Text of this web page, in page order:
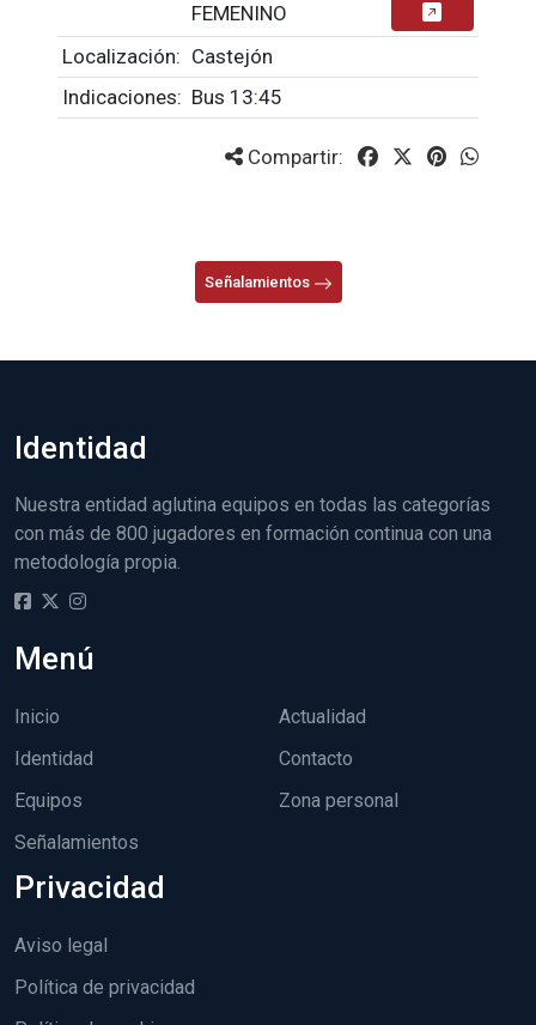
FEMENINO
Localización: Castejón
Indicaciones: Bus 13:45
Compartir:
Señalamientos
Identidad
Nuestra entidad aglutina equipos en todas las categorías
con más de 800 jugadores en formación continua con una
metodología propia.
Menú
Inicio
Identidad
Equipos
Señalamientos
Actualidad
Contacto
Zona personal
Privacidad
Aviso legal
Política de privacidad